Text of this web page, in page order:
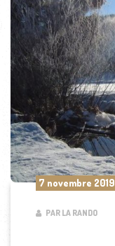
7 novembre 2019
PAR LA RANDO